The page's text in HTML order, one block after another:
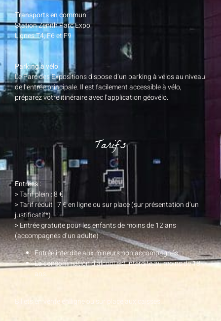
Transports en commun
Station Zenith Parc Expo
Lignes T4, F6 et F9
Parking à vélo
Le Parc des Expositions dispose d’un parking à vélos au niveau
de l’entrée principale. Il est facilement accessible à vélo,
préparez votre itinéraire avec l’application géovélo.
Tarifs
Entrées :
> Tarif plein : 8 €
> Tarif réduit : 7 € en ligne ou sur place (sur présentation d’un
justificatif*).
> Entrée gratuite pour les enfants de moins de 12 ans
(accompagnés d’un adulte) :
Entrée interdite aux mineurs non accompagnés,
La consommation d’alcool est interdite au moins de 18
ans.
Billets en vente en ligne ou sur place aux caisses.